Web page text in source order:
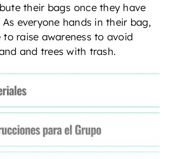
their bags once they have
everyone hands in their bag,
raise awareness to avoid
and trees with trash.